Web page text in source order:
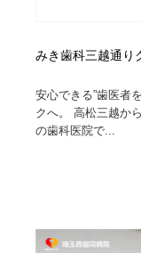
みき歯科三越通り
安心できる”歯医者
クへ。 高松三越か
の歯科医院で...